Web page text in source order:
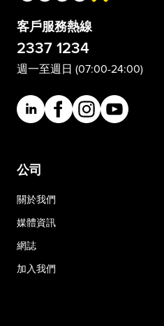
客戶服務熱線
2337 1234
週一至週日 (07:00-24:00)
公司
關於我們
媒體資訊
網誌
加入我們